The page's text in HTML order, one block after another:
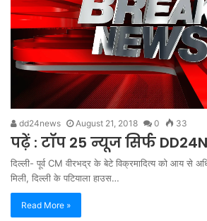
dd24news August 21, 2018 0 33
पढ़ें : टॉप 25 न्यूज सिर्फ
दिल्ली- पूर्व CM वीरभद्र के बेटे विक्रमादित्य को आय से
मिली, दिल्ली के पटियाला हाउस…
Read More »